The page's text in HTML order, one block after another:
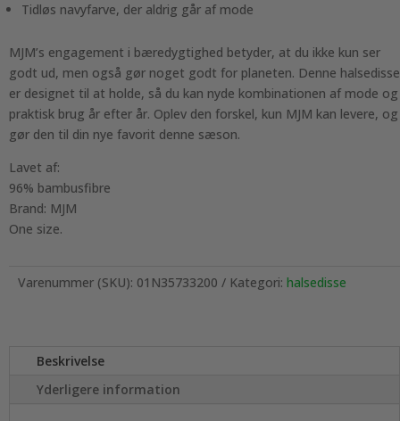
Tidløs navyfarve, der aldrig går af mode
MJM’s engagement i bæredygtighed betyder, at du ikke kun ser
godt ud, men også gør noget godt for planeten. Denne halsedisse
er designet til at holde, så du kan nyde kombinationen af mode og
praktisk brug år efter år. Oplev den forskel, kun MJM kan levere, og
gør den til din nye favorit denne sæson.
Lavet af:
96% bambusfibre
Brand: MJM
One size.
Varenummer (SKU): 01N35733200 Kategori: halsedisse
Beskrivelse
Yderligere information